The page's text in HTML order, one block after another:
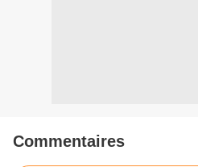
Commentaires